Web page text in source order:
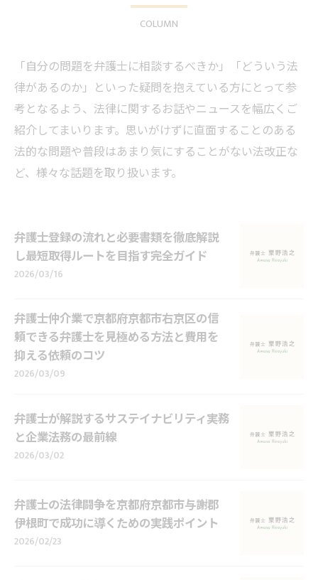
COLUMN
「自分の問題を弁護士に相談するべきか」「どういう法
律があるのか」といった疑問を抱えている方にとって参
考となるよう、法律に関するお話やニュースを幅広くご
紹介してまいります。思いがけずに直面することのある
法的な問題や普段はあまり気にすることがない法改正な
ど、様々な話題を取り扱います。
弁護士登録の流れと必要書類を徹底解説
し最短取得ルートを目指す完全ガイド
2026/03/16
弁護士仲介業で京都府京都市右京区の信
頼できる弁護士を見極める方法と費用を
抑える依頼のコツ
2026/03/09
弁護士が解説するサステイナビリティ実務
と企業法務の最前線
2026/03/02
弁護士の法律闘争を京都府京都市与謝郡
伊根町で成功に導くための実践ポイント
2026/02/23